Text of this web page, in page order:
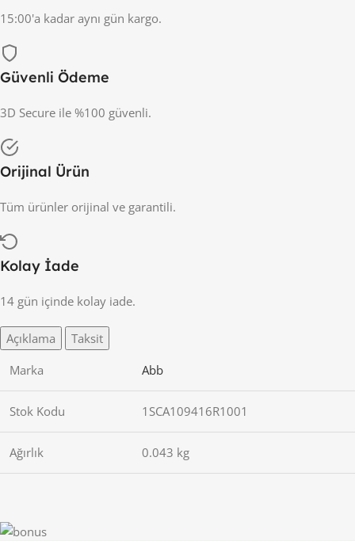
15:00'a kadar aynı gün kargo.
Güvenli Ödeme
3D Secure ile %100 güvenli.
Orijinal Ürün
Tüm ürünler orijinal ve garantili.
Kolay İade
14 gün içinde kolay iade.
Açıklama
Taksit
Marka
Abb
Stok Kodu 1SCA109416R1001
Ağırlık 0.043 kg